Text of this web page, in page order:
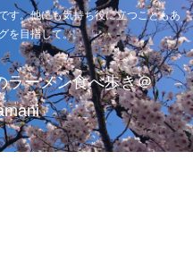
す。他にも気持ち役に立つこともあ
を目指して。
ラーメン食べ歩き＠